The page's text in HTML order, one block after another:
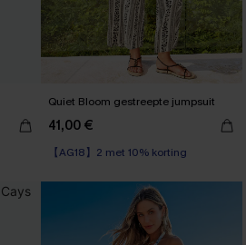
Quiet Bloom gestreepte jumpsuit
41,00 €
【AG18】2 met 10% korting